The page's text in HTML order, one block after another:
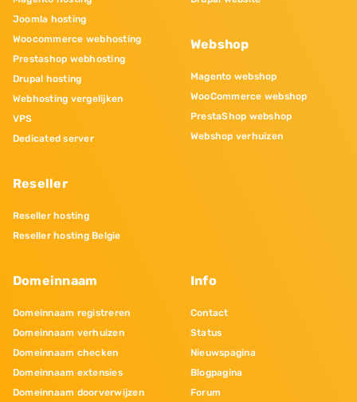
Joomla hosting
Woocommerce webhosting
Prestashop webhosting
Drupal hosting
Webhosting vergelijken
VPS
Dedicated server
Reseller
Reseller hosting
Reseller hosting Belgie
Webshop
Magento webshop
WooCommerce webshop
PrestaShop webshop
Webshop verhuizen
Domeinnaam
Domeinnaam registreren
Domeinnaam verhuizen
Domeinnaam checken
Domeinnaam extensies
Domeinnaam doorverwijzen
Info
Contact
Status
Nieuwspagina
Blogpagina
Forum